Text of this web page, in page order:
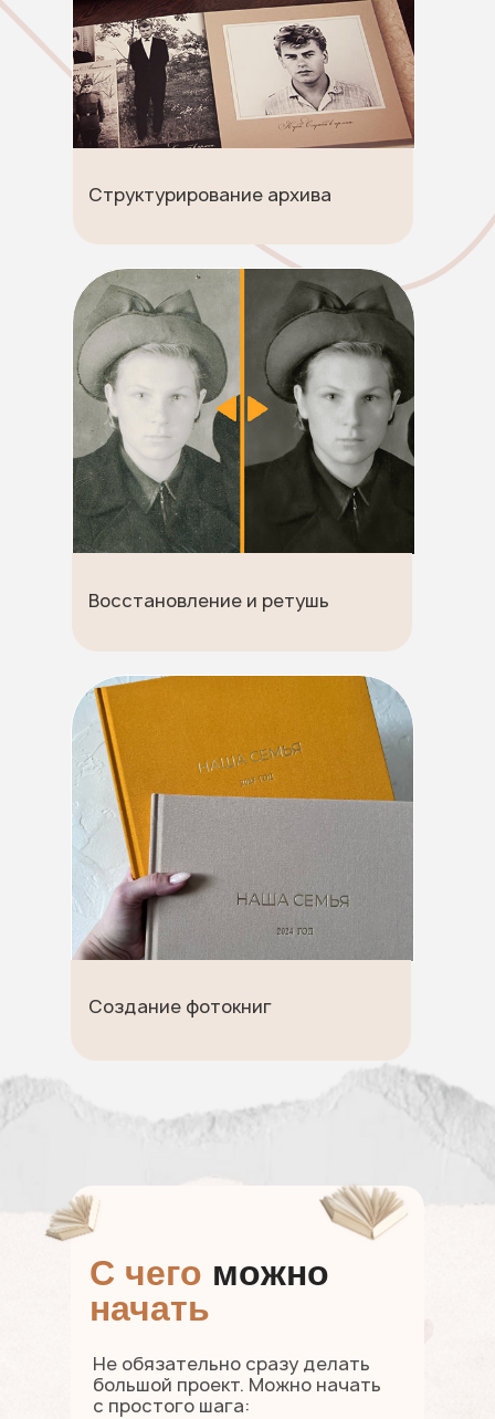
Создание фотокниг
Восстановление и ретушь
Структурирование архива
С чего можно
начать
Не обязательно сразу делать
большой проект. Можно начать
с простого шага: